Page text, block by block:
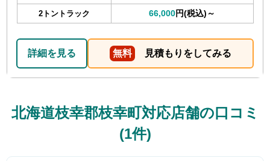
2トントラック 66,000円(税込)～
詳細を見る 無料 見積もりをしてみる
北海道枝幸郡枝幸町対応店舗の口コミ
(1件)